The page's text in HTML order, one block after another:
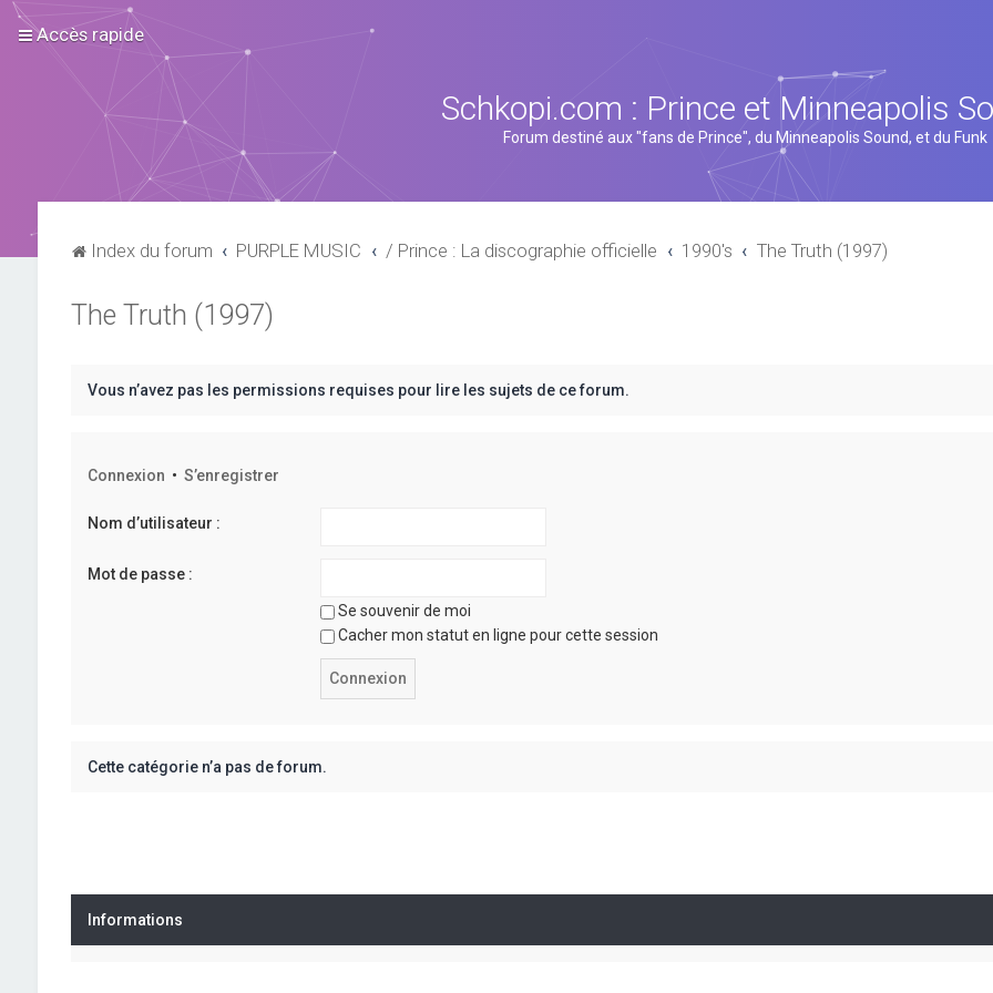
Accès rapide
Schkopi.com : Prince et Minneapolis
Forum destiné aux "fans de Prince", du Minneapolis Sound, et du Funk
Index du forum PURPLE MUSIC / Prince : La discographie officielle 1990's The Truth (1997)
The Truth (1997)
Vous n’avez pas les permissions requises pour lire les sujets de ce forum.
Connexion • S’enregistrer
Nom d’utilisateur :
Mot de passe :
Se souvenir de moi
Cacher mon statut en ligne pour cette session
Cette catégorie n’a pas de forum.
Informations